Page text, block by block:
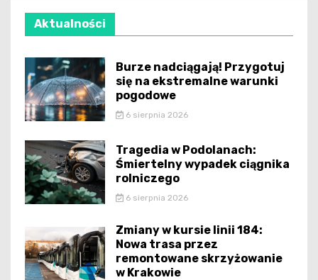
Aktualności
Burze nadciągają! Przygotuj
się na ekstremalne warunki
pogodowe
6 sierpnia 2026
Tragedia w Podolanach:
Śmiertelny wypadek ciągnika
rolniczego
6 sierpnia 2026
Zmiany w kursie linii 184:
Nowa trasa przez
remontowane skrzyżowanie
w Krakowie